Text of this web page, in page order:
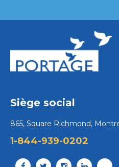
Siège social
865, Square Richmond,
1-844-939-0202